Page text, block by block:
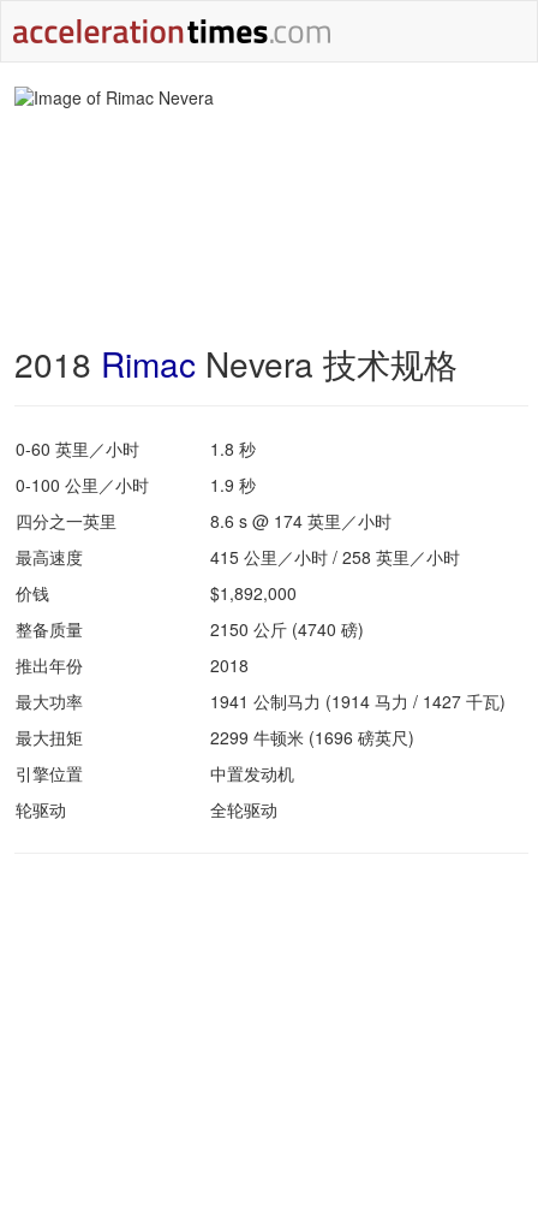
2018 Rimac Nevera 技术规格
0-60 英里／小时
1.8 秒
0-100 公里／小时
1.9 秒
四分之一英里
8.6 s @ 174 英里／小时
最高速度
415 公里／小时 / 258 英里／小时
价钱
$1,892,000
整备质量
2150 公斤 (4740 磅)
推出年份
2018
最大功率
1941 公制马力 (1914 马力 / 1427 千瓦)
最大扭矩
2299 牛顿米 (1696 磅英尺)
引擎位置
中置发动机
轮驱动
全轮驱动